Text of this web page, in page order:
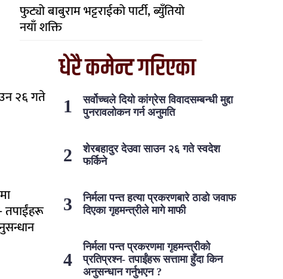
फुट्यो बाबुराम भट्टराईको पार्टी, ब्युँतियो
नयाँ शक्ति
२६ गते
तपाईंहरू
धेरै कमेन्ट गरिएका
सर्वोच्चले दियो कांग्रेस विवादसम्बन्धी मुद्दा
पुनरावलोकन गर्न अनुमति
शेरबहादुर देउवा साउन २६ गते स्वदेश
फर्किने
निर्मला पन्त हत्या प्रकरणबारे ठाडो जवाफ
दिएका गृहमन्त्रीले मागे माफी
निर्मला पन्त प्रकरणमा गृहमन्त्रीको
प्रतिप्रश्न- तपाईंहरू सत्तामा हुँदा किन
अनुसन्धान गर्नुभएन ?